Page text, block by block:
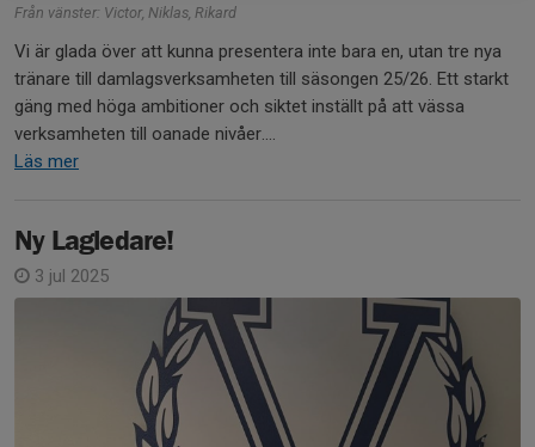
Från vänster: Victor, Niklas, Rikard
Vi är glada över att kunna presentera inte bara en, utan tre nya
tränare till damlagsverksamheten till säsongen 25/26. Ett starkt
gäng med höga ambitioner och siktet inställt på att vässa
verksamheten till oanade nivåer....
Läs mer
Ny Lagledare!
3 jul 2025